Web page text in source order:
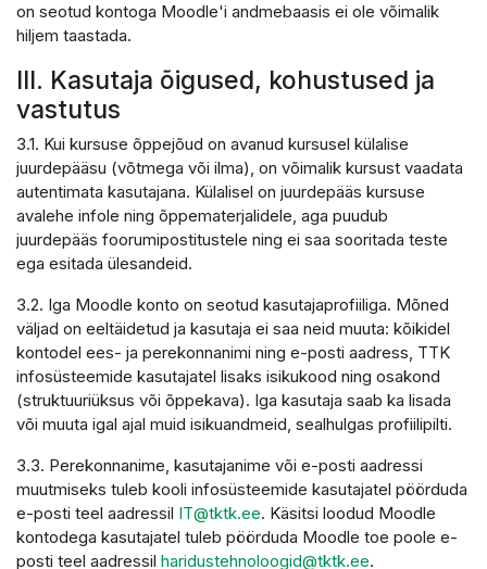
on seotud kontoga Moodle'i andmebaasis ei ole võimalik
hiljem taastada.
III. Kasutaja õigused, kohustused ja
vastutus
3.1. Kui kursuse õppejõud on avanud kursusel külalise
juurdepääsu (võtmega või ilma), on võimalik kursust vaadata
autentimata kasutajana. Külalisel on juurdepääs kursuse
avalehe infole ning õppematerjalidele, aga puudub
juurdepääs foorumipostitustele ning ei saa sooritada teste
ega esitada ülesandeid.
3.2. Iga Moodle konto on seotud kasutajaprofiiliga. Mõned
väljad on eeltäidetud ja kasutaja ei saa neid muuta: kõikidel
kontodel ees- ja perekonnanimi ning e-posti aadress, TTK
infosüsteemide kasutajatel lisaks isikukood ning osakond
(struktuuriüksus või õppekava). Iga kasutaja saab ka lisada
või muuta igal ajal muid isikuandmeid, sealhulgas profiilipilti.
3.3. Perekonnanime, kasutajanime või e-posti aadressi
muutmiseks tuleb kooli infosüsteemide kasutajatel pöörduda
e-posti teel aadressil IT@tktk.ee. Käsitsi loodud Moodle
kontodega kasutajatel tuleb pöörduda Moodle toe poole e-
posti teel aadressil haridustehnoloogid@tktk.ee.